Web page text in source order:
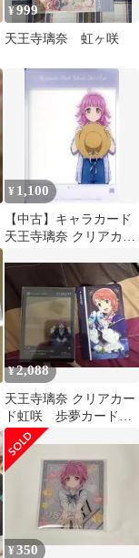
¥ 999
天王寺璃奈 虹ヶ咲
¥ 1,100
【中古】キャラカード
天王寺璃奈 クリアカー
ラブライブ!虹ヶ咲学園
スクールアイドル同好
会」 E-10賞
¥2,088
天王寺璃奈 クリアカー
ド虹咲 歩夢カードキ
ー風カードラブライブ
¥350